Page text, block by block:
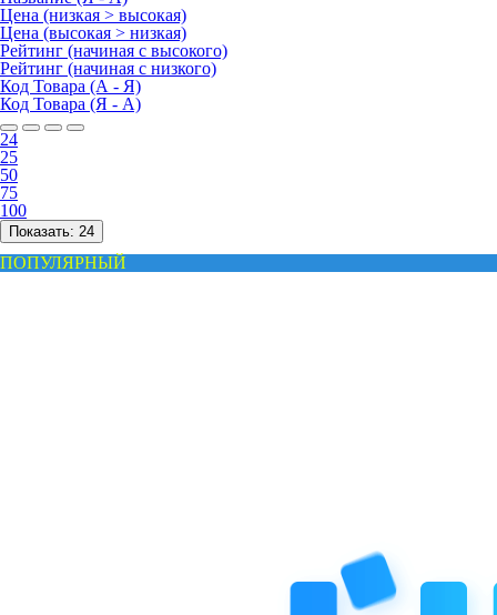
Цена (низкая > высокая)
Цена (высокая > низкая)
Рейтинг (начиная с высокого)
Рейтинг (начиная с низкого)
Код Товара (А - Я)
Код Товара (Я - А)
24
25
50
75
100
Показать: 24
ПОПУЛЯРНЫЙ